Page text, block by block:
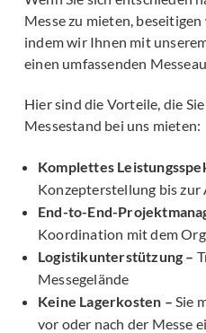
Messe zu mieten,
indem wir Ihnen mit
einen umfassenden
Hier sind die Vorteile, die
Messestand bei uns mieten:
Komplettes
Konzepterstellung bis zur
End-to-End-
Koordination mit dem
Logistikunterstützung –
Messegelände
Keine Lagerkosten – Sie
vor oder nach der Messe